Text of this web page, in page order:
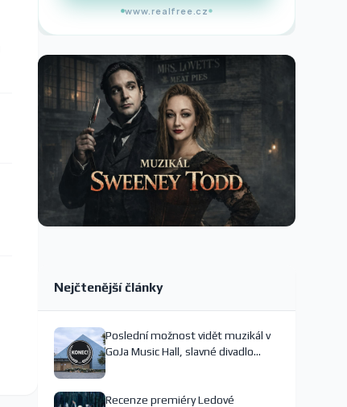
www.realfree.cz
Nejčtenější články
Poslední možnost vidět muzikál v
GoJa Music Hall, slavné divadlo
Recenze premiéry Ledové